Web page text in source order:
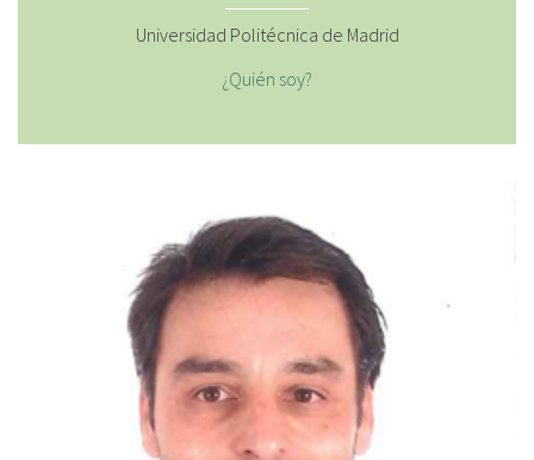
Universidad Politécnica de Madrid
¿Quién soy?